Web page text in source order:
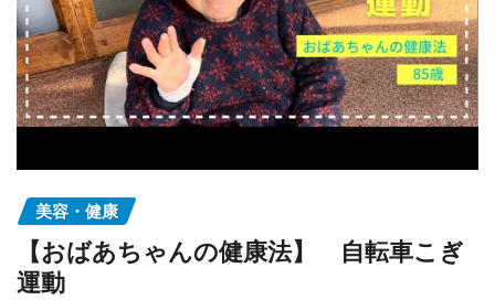
美容・健康
【おばあちゃんの健康法】 自転車こぎ
運動